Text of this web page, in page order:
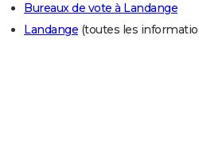
Art de vivre
Bien-être
Loisirs
Mode
Modes de vie
Bureaux de vote à Landange
Landange (toutes les